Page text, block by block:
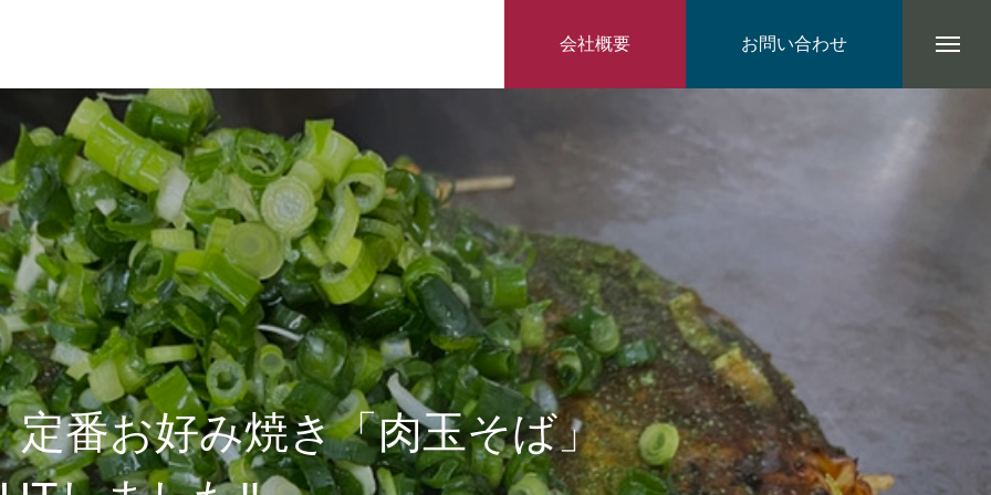
会社概要 お問い合わせ
定番お好み焼き「肉玉そば」